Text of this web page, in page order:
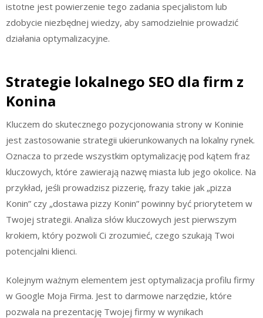
istotne jest powierzenie tego zadania specjalistom lub
zdobycie niezbędnej wiedzy, aby samodzielnie prowadzić
działania optymalizacyjne.
Strategie lokalnego SEO dla firm z
Konina
Kluczem do skutecznego pozycjonowania strony w Koninie
jest zastosowanie strategii ukierunkowanych na lokalny rynek.
Oznacza to przede wszystkim optymalizację pod kątem fraz
kluczowych, które zawierają nazwę miasta lub jego okolice. Na
przykład, jeśli prowadzisz pizzerię, frazy takie jak „pizza
Konin” czy „dostawa pizzy Konin” powinny być priorytetem w
Twojej strategii. Analiza słów kluczowych jest pierwszym
krokiem, który pozwoli Ci zrozumieć, czego szukają Twoi
potencjalni klienci.
Kolejnym ważnym elementem jest optymalizacja profilu firmy
w Google Moja Firma. Jest to darmowe narzędzie, które
pozwala na prezentację Twojej firmy w wynikach